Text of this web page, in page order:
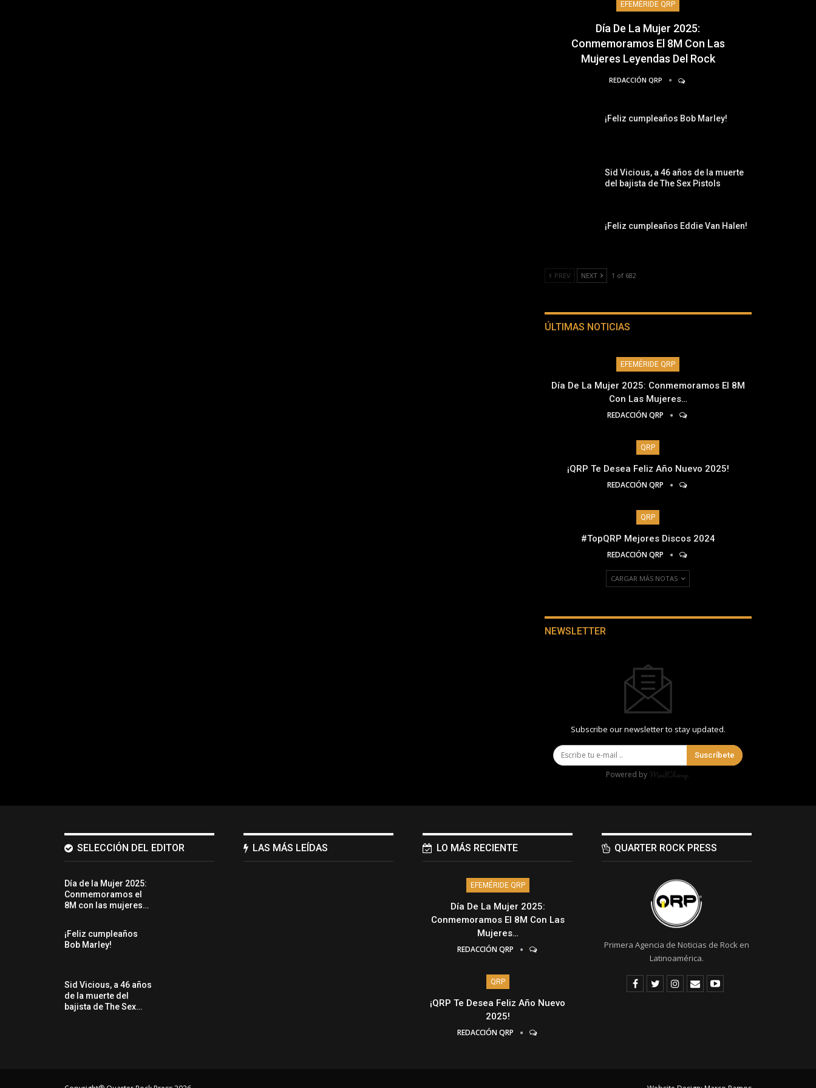
EFEMÉRIDE QRP
Día De La Mujer 2025:
Conmemoramos El 8M Con Las
Mujeres Leyendas Del Rock
REDACCIÓN QRP
¡Feliz cumpleaños Bob Marley!
Sid Vicious, a 46 años de la muerte
del bajista de The Sex Pistols
¡Feliz cumpleaños Eddie Van Halen!
PREV NEXT 1 of 682
ÚLTIMAS NOTICIAS
EFEMÉRIDE QRP
Día De La Mujer 2025: Conmemoramos El 8M
Con Las Mujeres…
REDACCIÓN QRP
QRP
¡QRP Te Desea Feliz Año Nuevo 2025!
REDACCIÓN QRP
QRP
#TopQRP Mejores Discos 2024
REDACCIÓN QRP
CARGAR MÁS NOTAS
NEWSLETTER
Subscribe our newsletter to stay updated.
Suscríbete
Powered by
SELECCIÓN DEL EDITOR
Día de la Mujer 2025:
Conmemoramos el
8M con las mujeres…
¡Feliz cumpleaños
Bob Marley!
Sid Vicious, a 46 años
de la muerte del
bajista de The Sex…
LAS MÁS LEÍDAS LO MÁS RECIENTE
EFEMÉRIDE QRP
Día De La Mujer 2025:
Conmemoramos El 8M Con Las
Mujeres…
REDACCIÓN QRP
QRP
¡QRP Te Desea Feliz Año Nuevo
2025!
REDACCIÓN QRP
QUARTER ROCK PRESS
Primera Agencia de Noticias de Rock en
Latinoamérica.